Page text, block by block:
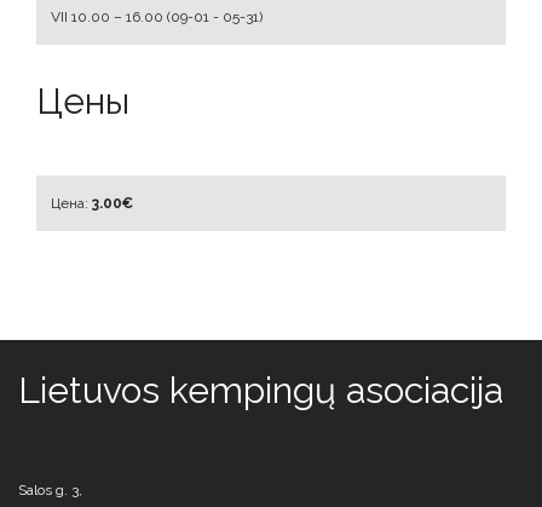
VII 10.00 – 16.00 (09-01 - 05-31)
Цены
Цена: 3.00€
Lietuvos kempingų asociacija
Salos g. 3,